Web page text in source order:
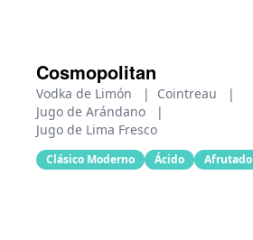
Cosmopolitan
Vodka de Limón | Cointreau
|
Jugo de Arándano
|
Jugo de Lima Fresco
Clásico Moderno Ácido Afrutado